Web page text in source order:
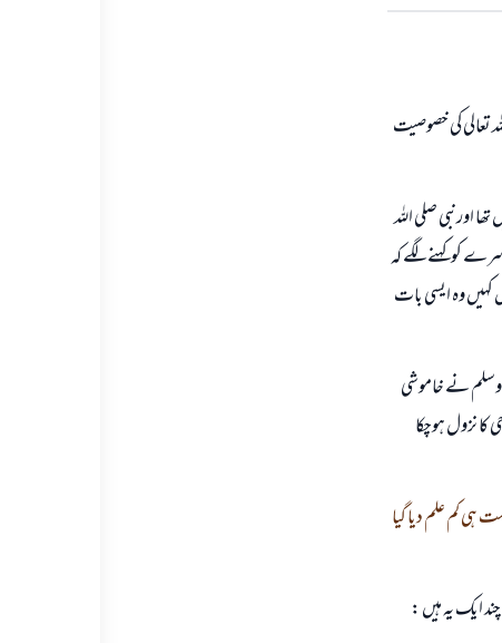
تعالی کی خصوصیت
اورنبی صلی اللہ
کوکہنے لگے کہ
وہ ایسی بات
وسلم نے خاموشی
کا نزول ہوچکا
کم علم دیا گیا
ایک یہ ہیں :